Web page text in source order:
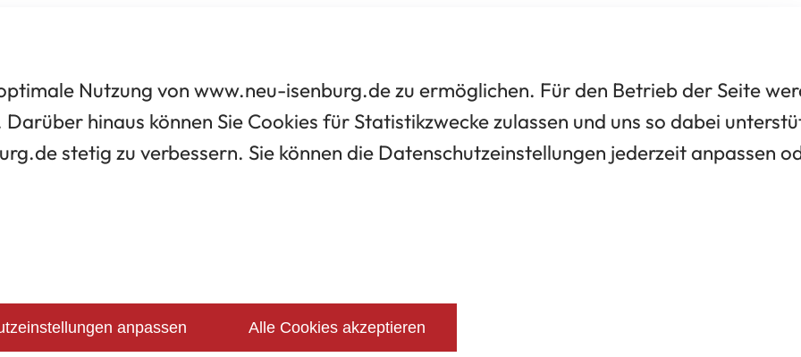
Nutzung von www.neu-isenburg.de zu ermöglichen. Für den Betrieb der Seite
hinaus können Sie Cookies für Statistikzwecke zulassen und uns so dabei
stetig zu verbessern. Sie können die Datenschutzeinstellungen jederzeit anpassen
anpassen Alle Cookies akzeptieren